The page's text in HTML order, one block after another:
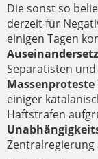
Die sonst so
derzeit für
einigen Tagen
Separatisten
einiger
Haftstrafen
Zentralregierung